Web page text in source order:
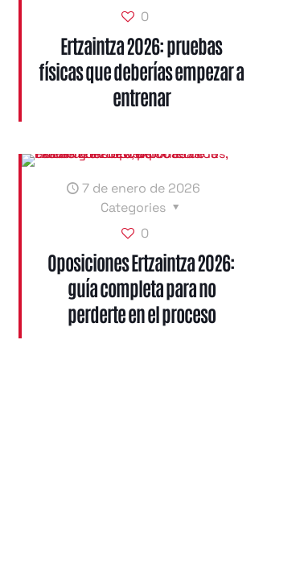
0
Ertzaintza 2026: pruebas
físicas que deberías empezar a
entrenar
7 de enero de 2026
Categories
0
Oposiciones Ertzaintza 2026:
guía completa para no
perderte en el proceso